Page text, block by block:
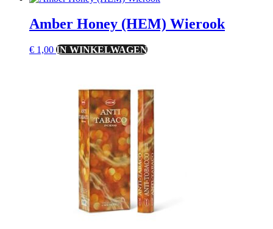
Amber Honey (HEM) Wierook
€ 1,00 IN WINKELWAGEN